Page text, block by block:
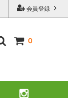
会員登録
0